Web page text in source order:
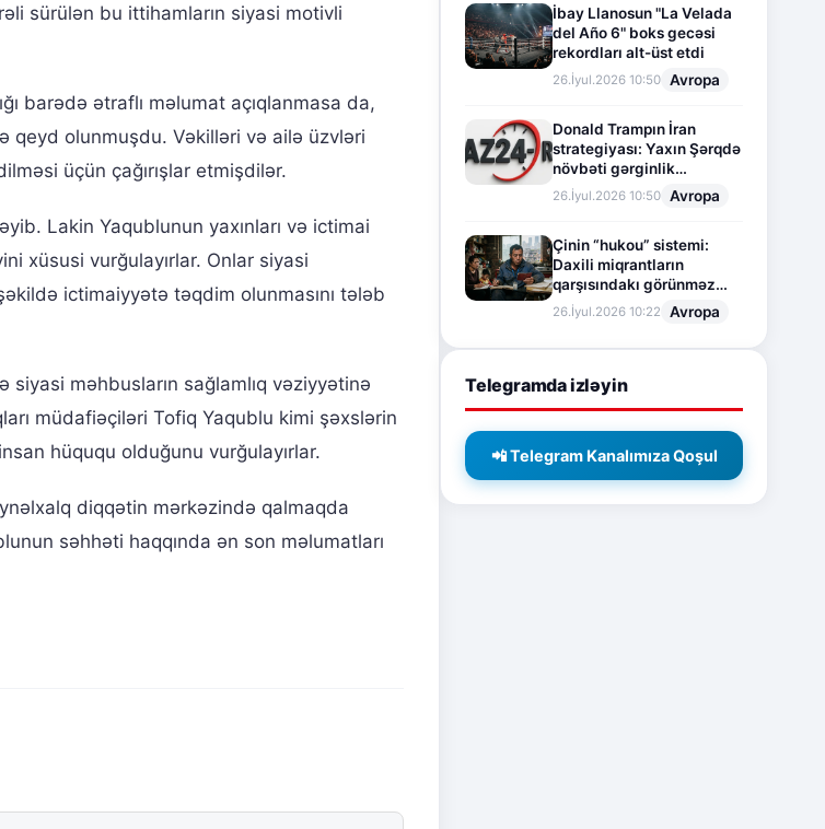
sürülən bu ittihamların siyasi motivli
barədə ətraflı məlumat açıqlanmasa da,
qeyd olunmuşdu. Vəkilləri və ailə üzvləri
üçün çağırışlar etmişdilər.
Lakin Yaqublunun yaxınları və ictimai
xüsusi vurğulayırlar. Onlar siyasi
ictimaiyyətə təqdim olunmasını tələb
məhbusların sağlamlıq vəziyyətinə
müdafiəçiləri Tofiq Yaqublu kimi şəxslərin
hüququ olduğunu vurğulayırlar.
diqqətin mərkəzində qalmaqda
səhhəti haqqında ən son məlumatları
İbay Llanosun "La Velada
del Año 6" boks gecəsi
rekordları alt-üst etdi
26.İyul.2026 10:50 Avropa
Donald Trampın İran
strategiyası: Yaxın Şərqdə
növbəti gərginlik
mərhələsi
26.İyul.2026 10:50 Avropa
Çinin “hukou” sistemi:
Daxili miqrantların
qarşısındakı görünməz
sədd
26.İyul.2026 10:22 Avropa
Telegramda izləyin
📲 Telegram Kanalımıza Qoşul